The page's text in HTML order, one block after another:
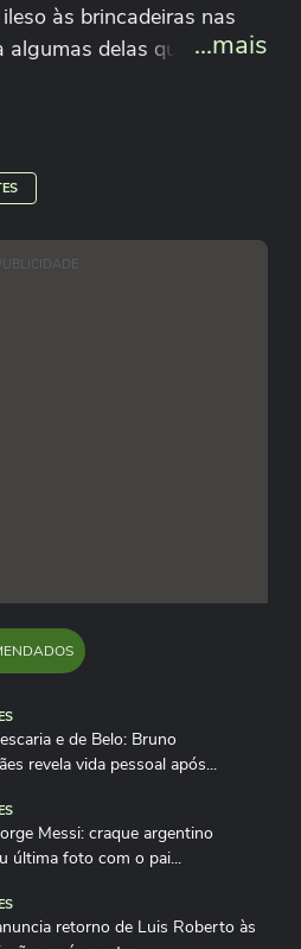
às brincadeiras nas
delas que
...mais
e de Belo: Bruno
revela vida pessoal após...
Messi: craque argentino
última foto com o pai...
retorno de Luis Roberto às